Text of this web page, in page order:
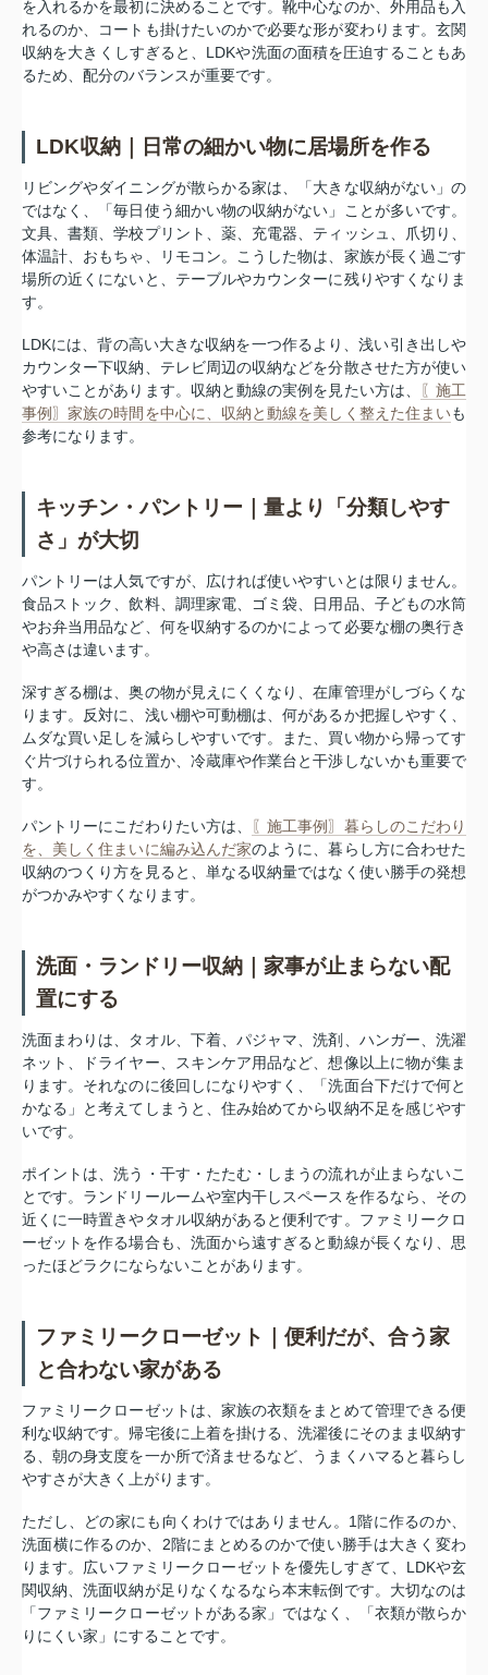
を入れるかを最初に決めることです。靴中心なのか、外用品も入
れるのか、コートも掛けたいのかで必要な形が変わります。玄関
収納を大きくしすぎると、LDKや洗面の面積を圧迫することもあ
るため、配分のバランスが重要です。
LDK収納｜日常の細かい物に居場所を作る
リビングやダイニングが散らかる家は、「大きな収納がない」の
ではなく、「毎日使う細かい物の収納がない」ことが多いです。
文具、書類、学校プリント、薬、充電器、ティッシュ、爪切り、
体温計、おもちゃ、リモコン。こうした物は、家族が長く過ごす
場所の近くにないと、テーブルやカウンターに残りやすくなりま
す。
LDKには、背の高い大きな収納を一つ作るより、浅い引き出しや
カウンター下収納、テレビ周辺の収納などを分散させた方が使い
やすいことがあります。収納と動線の実例を見たい方は、
〖施工
事例〗家族の時間を中心に、収納と動線を美しく整えた住まいも
参考になります。
キッチン・パントリー｜量より「分類しやす
さ」が大切
パントリーは人気ですが、広ければ使いやすいとは限りません。
食品ストック、飲料、調理家電、ゴミ袋、日用品、子どもの水筒
やお弁当用品など、何を収納するのかによって必要な棚の奥行き
や高さは違います。
深すぎる棚は、奥の物が見えにくくなり、在庫管理がしづらくな
ります。反対に、浅い棚や可動棚は、何があるか把握しやすく、
ムダな買い足しを減らしやすいです。また、買い物から帰ってす
ぐ片づけられる位置か、冷蔵庫や作業台と干渉しないかも重要で
す。
パントリーにこだわりたい方は、
〖施工事例〗暮らしのこだわり
を、美しく住まいに編み込んだ家のように、暮らし方に合わせた
収納のつくり方を見ると、単なる収納量ではなく使い勝手の発想
がつかみやすくなります。
洗面・ランドリー収納｜家事が止まらない配
置にする
洗面まわりは、タオル、下着、パジャマ、洗剤、ハンガー、洗濯
ネット、ドライヤー、スキンケア用品など、想像以上に物が集ま
ります。それなのに後回しになりやすく、「洗面台下だけで何と
かなる」と考えてしまうと、住み始めてから収納不足を感じやす
いです。
ポイントは、洗う・干す・たたむ・しまうの流れが止まらないこ
とです。ランドリールームや室内干しスペースを作るなら、その
近くに一時置きやタオル収納があると便利です。ファミリークロ
ーゼットを作る場合も、洗面から遠すぎると動線が長くなり、思
ったほどラクにならないことがあります。
ファミリークローゼット｜便利だが、合う家
と合わない家がある
ファミリークローゼットは、家族の衣類をまとめて管理できる便
利な収納です。帰宅後に上着を掛ける、洗濯後にそのまま収納す
る、朝の身支度を一か所で済ませるなど、うまくハマると暮らし
やすさが大きく上がります。
ただし、どの家にも向くわけではありません。1階に作るのか、
洗面横に作るのか、2階にまとめるのかで使い勝手は大きく変わ
ります。広いファミリークローゼットを優先しすぎて、LDKや玄
関収納、洗面収納が足りなくなるなら本末転倒です。大切なのは
「ファミリークローゼットがある家」ではなく、「衣類が散らか
りにくい家」にすることです。